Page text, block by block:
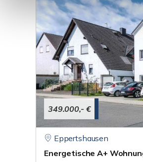
349.000,- €
Eppertshausen
Energetische A+